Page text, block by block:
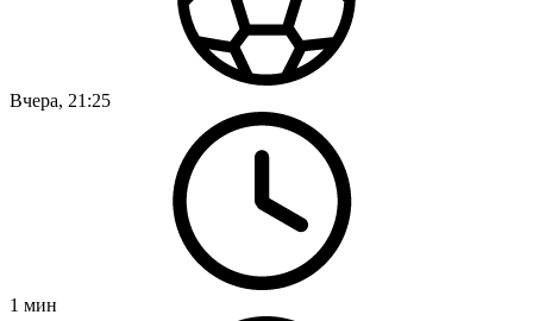
Вчера, 21:25
1 мин